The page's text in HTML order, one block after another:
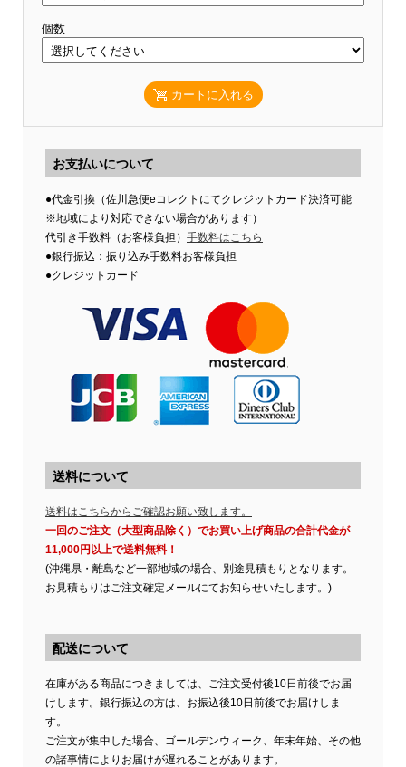
個数
カートに入れる
お支払いについて
●代金引換（佐川急便eコレクトにてクレジットカード決済可能
※地域により対応できない場合があります）
代引き手数料（お客様負担） 手数料はこちら
●銀行振込：振り込み手数料お客様負担
●クレジットカード
送料について
送料はこちらからご確認お願い致します。
一回のご注文（大型商品除く）でお買い上げ商品の合計代金が
11,000円以上で送料無料！
(沖縄県・離島など一部地域の場合、別途見積もりとなります。
お見積もりはご注文確定メールにてお知らせいたします。)
配送について
在庫がある商品につきましては、ご注文受付後10日前後でお届
けします。銀行振込の方は、お振込後10日前後でお届けしま
す。
ご注文が集中した場合、ゴールデンウィーク、年末年始、その他
の諸事情によりお届けが遅れることがあります。